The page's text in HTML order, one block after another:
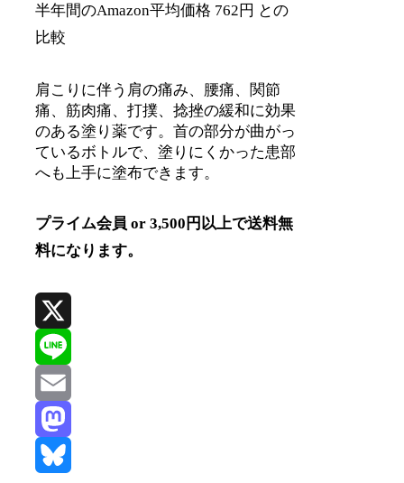
半年間のAmazon平均価格 762円 との
比較
肩こりに伴う肩の痛み、腰痛、関節
痛、筋肉痛、打撲、捻挫の緩和に効果
のある塗り薬です。首の部分が曲がっ
ているボトルで、塗りにくかった患部
へも上手に塗布できます。
プライム会員 or 3,500円以上で送料無
料になります。
X
Line
Email
Mastodon